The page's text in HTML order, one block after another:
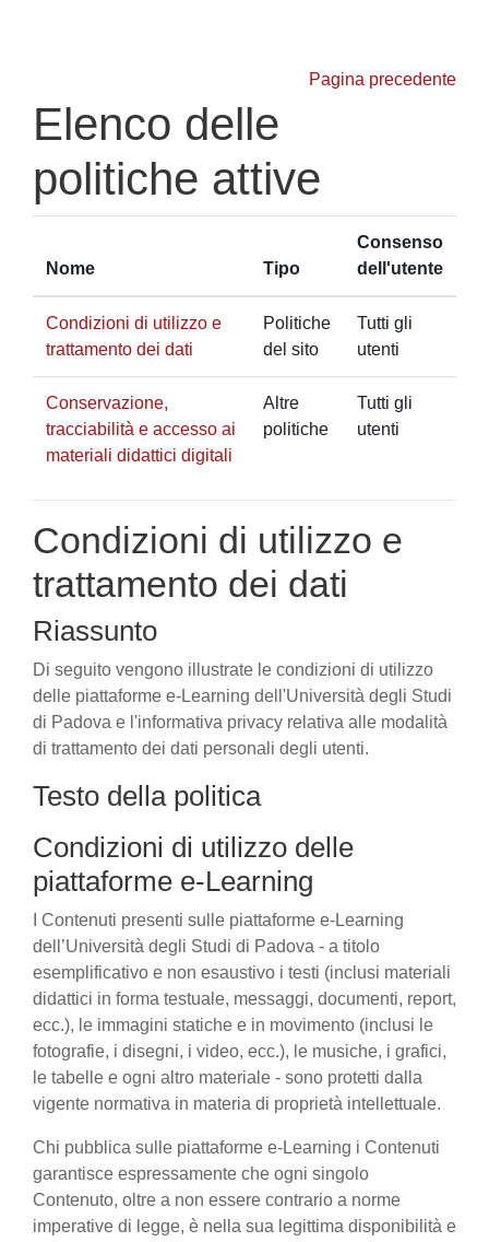
Pagina precedente
Elenco delle
politiche attive
Nome Tipo
Consenso
dell'utente
Condizioni di utilizzo e
trattamento dei dati
Politiche
del sito
Tutti gli
utenti
Conservazione,
tracciabilità e accesso ai
materiali didattici digitali
Altre
politiche
Tutti gli
utenti
Condizioni di utilizzo e
trattamento dei dati
Riassunto
Di seguito vengono illustrate le condizioni di utilizzo
delle piattaforme e-Learning dell'Università degli Studi
di Padova e l'informativa privacy relativa alle modalità
di trattamento dei dati personali degli utenti.
Testo della politica
Condizioni di utilizzo delle
piattaforme e-Learning
I Contenuti presenti sulle piattaforme e-Learning
dell’Università degli Studi di Padova - a titolo
esemplificativo e non esaustivo i testi (inclusi materiali
didattici in forma testuale, messaggi, documenti, report,
ecc.), le immagini statiche e in movimento (inclusi le
fotografie, i disegni, i video, ecc.), le musiche, i grafici,
le tabelle e ogni altro materiale - sono protetti dalla
vigente normativa in materia di proprietà intellettuale.
Chi pubblica sulle piattaforme e-Learning i Contenuti
garantisce espressamente che ogni singolo
Contenuto, oltre a non essere contrario a norme
imperative di legge, è nella sua legittima disponibilità e